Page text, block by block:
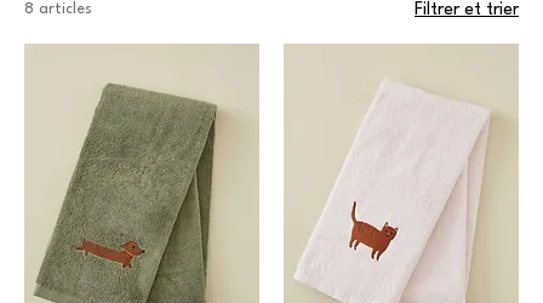
8 articles Filtrer et trier